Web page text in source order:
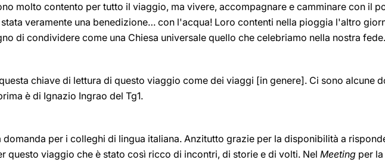
molto contento per tutto il viaggio, ma vivere, accompagnare e camminare con il
veramente una benedizione… con l'acqua! Loro contenti nella pioggia l'altro
di condividere come una Chiesa universale quello che celebriamo nella nostra fede.
chiave di lettura di questo viaggio come dei viaggi [in genere]. Ci sono alcune
è di Ignazio Ingrao del Tg1.
domanda per i colleghi di lingua italiana. Anzitutto grazie per la disponibilità a
questo viaggio che è stato così ricco di incontri, di storie e di volti. Nel Meeting per